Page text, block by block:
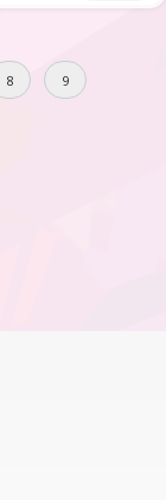
8 9